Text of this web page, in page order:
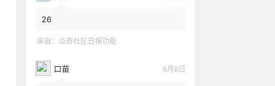
26
来自： 瓜奇社区日报功能
口苗 8月8日